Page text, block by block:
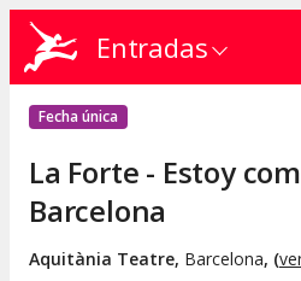
Entradas
Fecha única
La Forte - Estoy
Barcelona
Aquitània Teatre, Barcelona, (